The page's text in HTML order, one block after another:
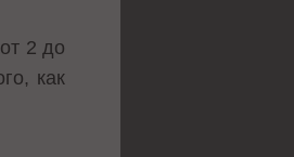
2 до
как